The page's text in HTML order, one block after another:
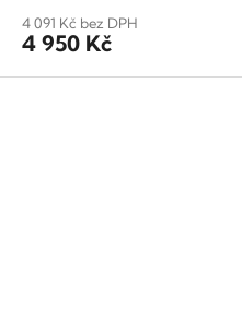
4 091 Kč bez DPH
4 950 Kč